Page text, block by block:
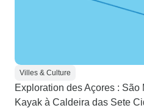
Villes & Culture
Exploration des Açores : São
Kayak à Caldeira das Sete